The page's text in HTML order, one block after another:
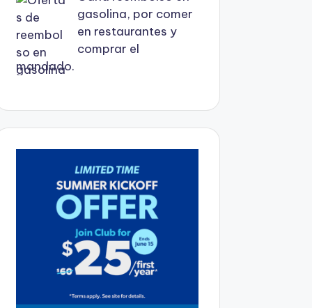
gasolina, por comer
en restaurantes y
comprar el
mandado.